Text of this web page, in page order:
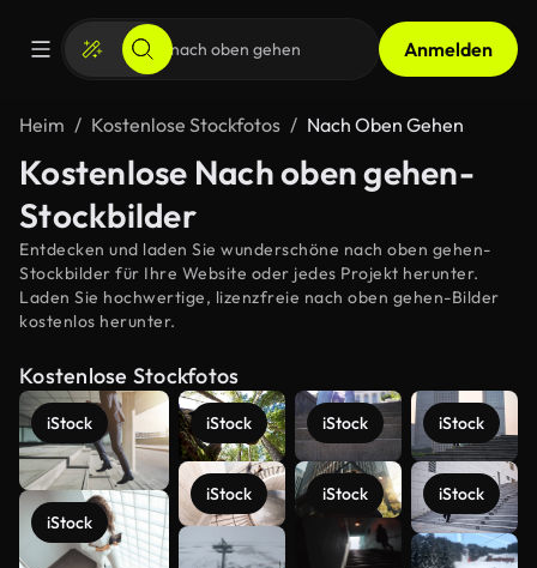
Anmelden
Heim Kostenlose Stockfotos Nach Oben Gehen
Kostenlose Nach oben gehen-
Stockbilder
Entdecken und laden Sie wunderschöne nach oben gehen-
Stockbilder für Ihre Website oder jedes Projekt herunter.
Laden Sie hochwertige, lizenzfreie nach oben gehen-Bilder
kostenlos herunter.
Kostenlose Stockfotos
iStock
iStock
iStock
iStock
iStock
iStock
iStock
iStock
Mehr